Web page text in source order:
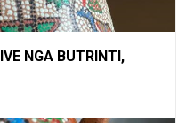
NGA BUTRINTI,